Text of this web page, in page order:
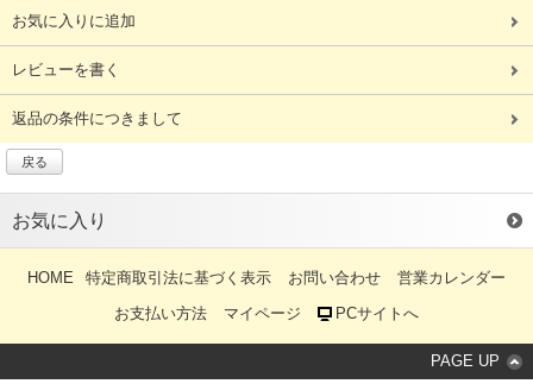
お気に入りに追加
レビューを書く
返品の条件につきまして
戻る
お気に入り
HOME 特定商取引法に基づく表示 お問い合わせ
営業カレンダー
お支払い方法
マイページ PCサイトへ
PAGE UP